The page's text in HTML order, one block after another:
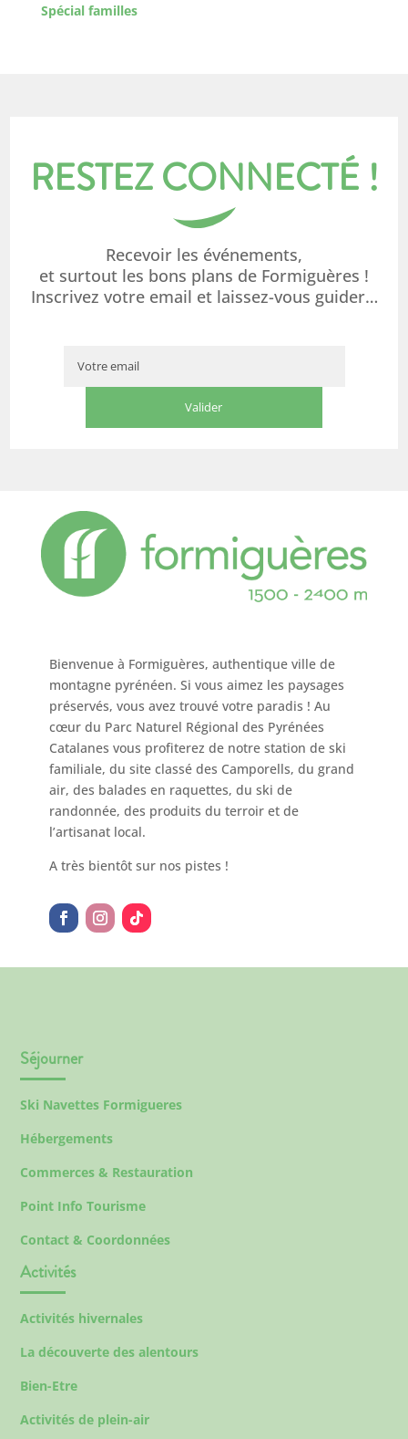
Spécial familles
RESTEZ CONNECTÉ !
Recevoir les événements,
et surtout les bons plans de Formiguères !
Inscrivez votre email et laissez-vous guider…
Bienvenue à Formiguères, authentique ville de
montagne pyrénéen. Si vous aimez les paysages
préservés, vous avez trouvé votre paradis ! Au
cœur du Parc Naturel Régional des Pyrénées
Catalanes vous profiterez de notre station de ski
familiale, du site classé des Camporells, du grand
air, des balades en raquettes, du ski de
randonnée, des produits du terroir et de
l’artisanat local.
A très bientôt sur nos pistes !
Séjourner
Ski Navettes Formigueres
Hébergements
Commerces & Restauration
Point Info Tourisme
Contact & Coordonnées
Activités
Activités hivernales
La découverte des alentours
Bien-Etre
Activités de plein-air